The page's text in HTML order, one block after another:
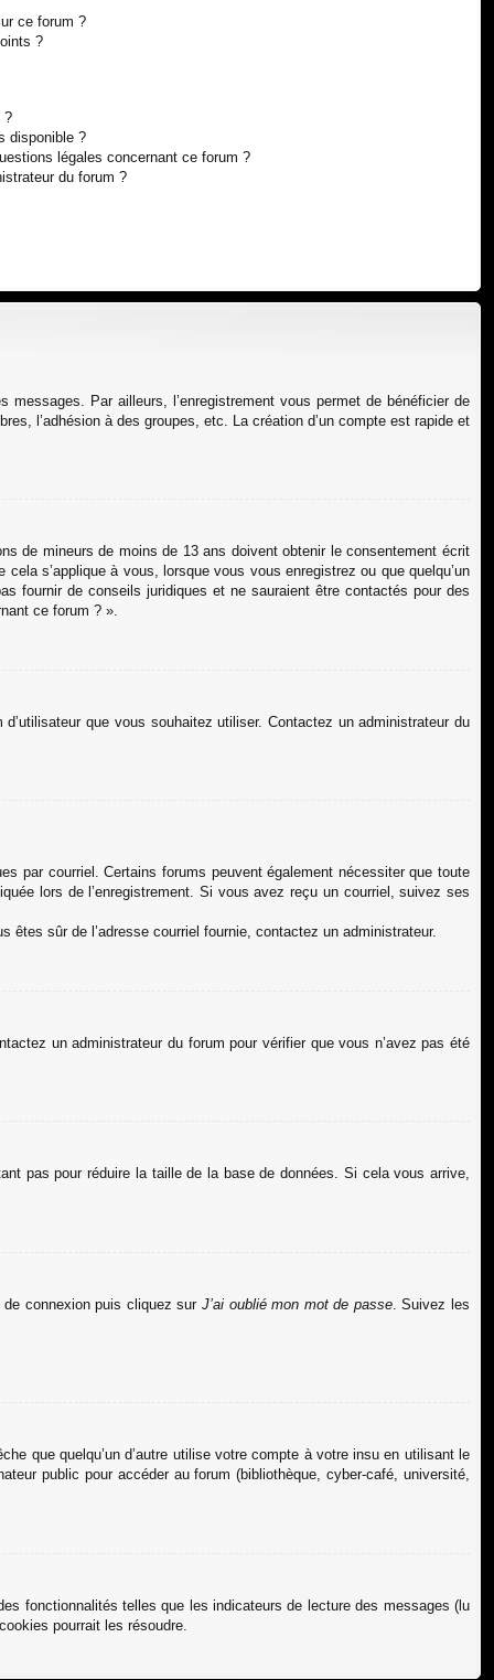
ce forum ?
?
?
disponible ?
légales concernant ce forum ?
du forum ?
Par ailleurs, l’enregistrement vous permet de bénéficier de
l’adhésion à des groupes, etc. La création d’un compte est rapide et
de mineurs de moins de 13 ans doivent obtenir le consentement écrit
s’applique à vous, lorsque vous vous enregistrez ou que quelqu’un
fournir de conseils juridiques et ne sauraient être contactés pour des
ce forum ? ».
que vous souhaitez utiliser. Contactez un administrateur du
par courriel. Certains forums peuvent également nécessiter que toute
lors de l’enregistrement. Si vous avez reçu un courriel, suivez ses
sûr de l’adresse courriel fournie, contactez un administrateur.
un administrateur du forum pour vérifier que vous n’avez pas été
pas pour réduire la taille de la base de données. Si cela vous arrive,
connexion puis cliquez sur J’ai oublié mon mot de passe. Suivez les
que quelqu’un d’autre utilise votre compte à votre insu en utilisant le
public pour accéder au forum (bibliothèque, cyber-café, université,
fonctionnalités telles que les indicateurs de lecture des messages (lu
pourrait les résoudre.